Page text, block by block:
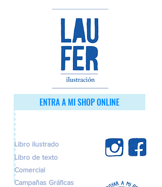
ENTRA A MI SHOP ONLINE
Libro ilustrado
Libro de texto
Comercial
Campañas Gráficas